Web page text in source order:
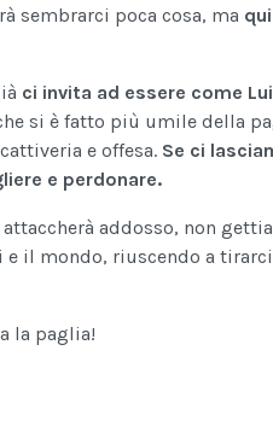
sembrarci poca cosa, ma
ci invita ad essere come Lui
si è fatto più umile della
e offesa. Se ci
e perdonare.
addosso, non
il mondo, riuscendo a
la paglia!
- PRESEPE VIVENTE NEL